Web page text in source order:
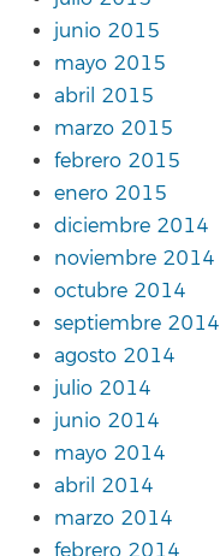
junio 2015
mayo 2015
abril 2015
marzo 2015
febrero 2015
enero 2015
diciembre 2014
noviembre 2014
octubre 2014
septiembre 2014
agosto 2014
julio 2014
junio 2014
mayo 2014
abril 2014
marzo 2014
febrero 2014